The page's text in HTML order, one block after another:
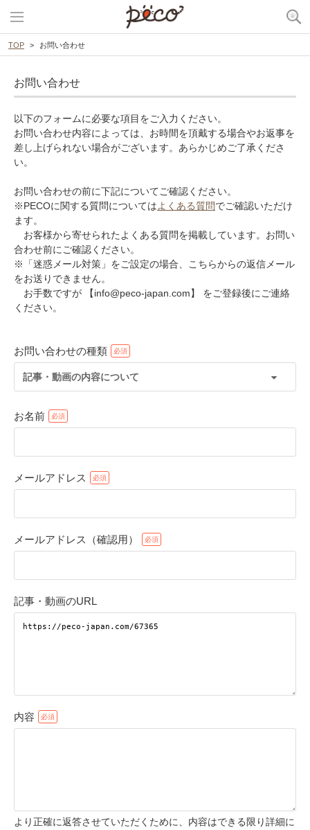
TOP お問い合わせ
お問い合わせ
以下のフォームに必要な項目をご入力ください。
お問い合わせ内容によっては、お時間を頂戴する場合やお返事を
差し上げられない場合がございます。あらかじめご了承くださ
い。
お問い合わせの前に下記についてご確認ください。
※PECOに関する質問についてはよくある質問でご確認いただけ
ます。
お客様から寄せられたよくある質問を掲載しています。お問い
合わせ前にご確認ください。
※「迷惑メール対策」をご設定の場合、こちらからの返信メール
をお送りできません。
お手数ですが 【info@peco-japan.com】 をご登録後にご連絡
ください。
お問い合わせの種類
記事・動画の内容について
お名前
メールアドレス
メールアドレス（確認用）
記事・動画のURL
内容
より正確に返答させていただくために、内容はできる限り詳細に
アプリで開く